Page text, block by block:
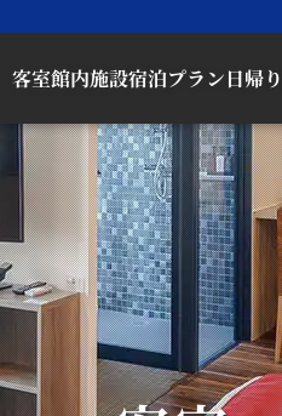
客室館内施設宿泊プラン日帰り